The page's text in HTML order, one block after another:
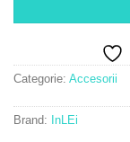
Categorie: Accesorii
Brand: InLEi